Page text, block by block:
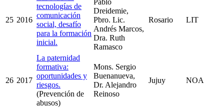
25 2016
tecnologías de
comunicación
social, desafío
para la formación
inicial.
Pablo
Dreidemie,
Pbro. Lic.
Andrés Marcos,
Dra. Ruth
Ramasco
Rosario LIT
26 2017
La paternidad
formativa:
oportunidades y
riesgos.
(Prevención de
abusos)
Mons. Sergio
Buenanueva,
Dr. Alejandro
Reinoso
Jujuy NOA